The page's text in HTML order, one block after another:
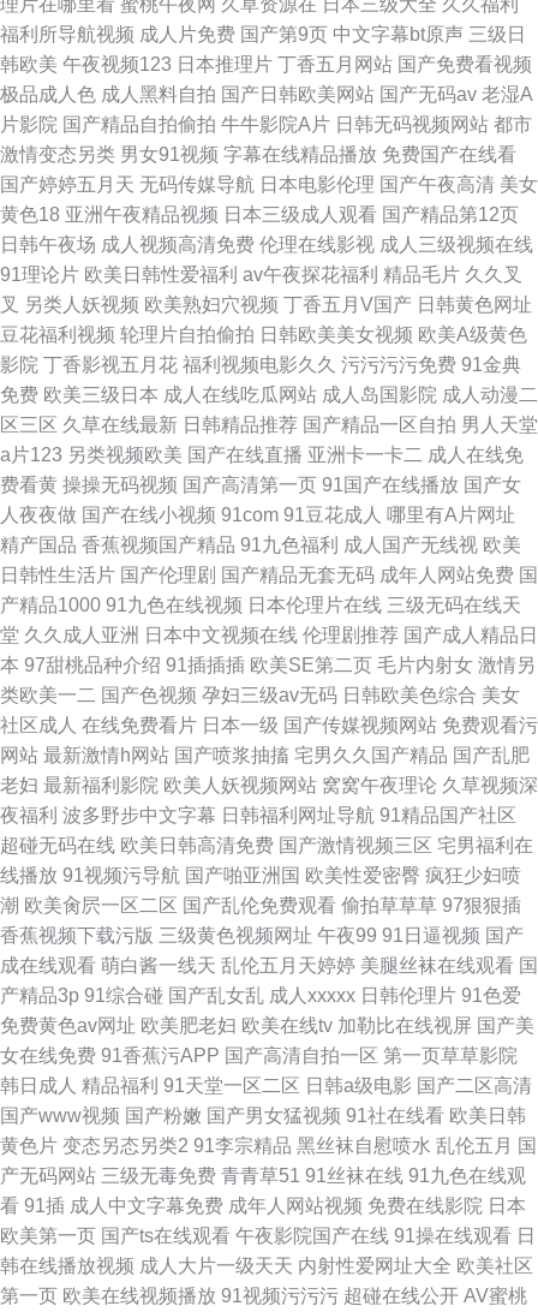
理片在哪里看 蜜桃午夜网 久草资源在 日本三级大全 久久福利
福利所导航视频 成人片免费 国产第9页 中文字幕bt原声 三级日
韩欧美 午夜视频123 日本推理片 丁香五月网站 国产免费看视频
极品成人色 成人黑料自拍 国产日韩欧美网站 国产无码av 老湿A
片影院 国产精品自拍偷拍 牛牛影院A片 日韩无码视频网站 都市
激情变态另类 男女91视频 字幕在线精品播放 免费国产在线看
国产婷婷五月天 无码传媒导航 日本电影伦理 国产午夜高清 美女
黄色18 亚洲午夜精品视频 日本三级成人观看 国产精品第12页
日韩午夜场 成人视频高清免费 伦理在线影视 成人三级视频在线
91理论片 欧美日韩性爱福利 av午夜探花福利 精品毛片 久久叉
叉 另类人妖视频 欧美熟妇穴视频 丁香五月V国产 日韩黄色网址
豆花福利视频 轮理片自拍偷拍 日韩欧美美女视频 欧美A级黄色
影院 丁香影视五月花 福利视频电影久久 污污污污免费 91金典
免费 欧美三级日本 成人在线吃瓜网站 成人岛国影院 成人动漫二
区三区 久草在线最新 日韩精品推荐 国产精品一区自拍 男人天堂
a片123 另类视频欧美 国产在线直播 亚洲卡一卡二 成人在线免
费看黄 操操无码视频 国产高清第一页 91国产在线播放 国产女
人夜夜做 国产在线小视频 91com 91豆花成人 哪里有A片网址
精产国品 香蕉视频国产精品 91九色福利 成人国产无线视 欧美
日韩性生活片 国产伦理剧 国产精品无套无码 成年人网站免费 国
产精品1000 91九色在线视频 日本伦理片在线 三级无码在线天
堂 久久成人亚洲 日本中文视频在线 伦理剧推荐 国产成人精品日
本 97甜桃品种介绍 91插插插 欧美SE第二页 毛片内射女 激情另
类欧美一二 国产色视频 孕妇三级av无码 日韩欧美色综合 美女
社区成人 在线免费看片 日本一级 国产传媒视频网站 免费观看污
网站 最新激情h网站 国产喷浆抽搐 宅男久久国产精品 国产乱肥
老妇 最新福利影院 欧美人妖视频网站 窝窝午夜理论 久草视频深
夜福利 波多野步中文字幕 日韩福利网址导航 91精品国产社区
超碰无码在线 欧美日韩高清免费 国产激情视频三区 宅男福利在
线播放 91视频污导航 国产啪亚洲国 欧美性爱密臀 疯狂少妇喷
潮 欧美肏屄一区二区 国产乱伦免费观看 偷拍草草草 97狠狠插
香蕉视频下载污版 三级黄色视频网址 午夜99 91日逼视频 国产
成在线观看 萌白酱一线天 乱伦五月天婷婷 美腿丝袜在线观看 国
产精品3p 91综合碰 国产乱女乱 成人xxxxx 日韩伦理片 91色爱
免费黄色av网址 欧美肥老妇 欧美在线tv 加勒比在线视屏 国产美
女在线免费 91香蕉污APP 国产高清自拍一区 第一页草草影院
韩日成人 精品福利 91天堂一区二区 日韩a级电影 国产二区高清
国产www视频 国产粉嫩 国产男女猛视频 91社在线看 欧美日韩
黄色片 变态另态另类2 91李宗精品 黑丝袜自慰喷水 乱伦五月 国
产无码网站 三级无毒免费 青青草51 91丝袜在线 91九色在线观
看 91插 成人中文字幕免费 成年人网站视频 免费在线影院 日本
欧美第一页 国产ts在线观看 午夜影院国产在线 91操在线观看 日
韩在线播放视频 成人大片一级天天 内射性爱网址大全 欧美社区
第一页 欧美在线视频播放 91视频污污污 超碰在线公开 AV蜜桃